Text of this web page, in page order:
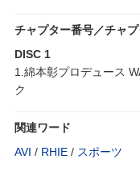
チャプター番号／チャ
DISC 1
1.綿本彰プロデュース
ク
関連ワード
AVI / RHIE / スポーツ